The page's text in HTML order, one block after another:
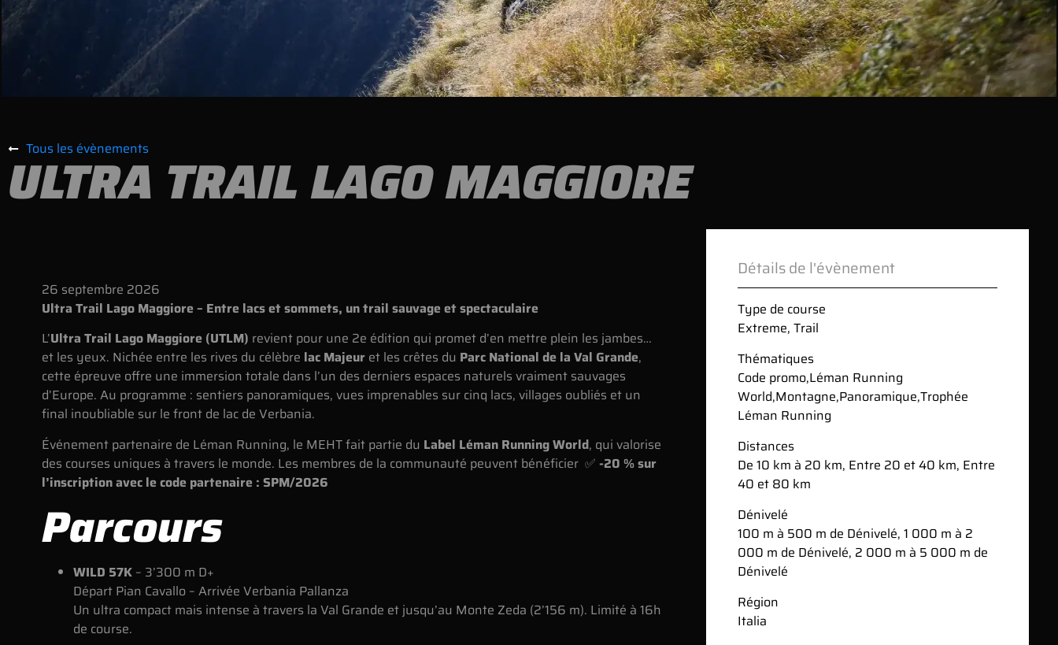
Tous les évènements
ULTRA TRAIL LAGO MAGGIORE
26 septembre 2026
Ultra Trail Lago Maggiore – Entre lacs et sommets, un trail sauvage et spectaculaire
L’Ultra Trail Lago Maggiore (UTLM) revient pour une 2e édition qui promet d’en mettre plein les jambes…
et les yeux. Nichée entre les rives du célèbre lac Majeur et les crêtes du Parc National de la Val Grande,
cette épreuve offre une immersion totale dans l’un des derniers espaces naturels vraiment sauvages
d’Europe. Au programme : sentiers panoramiques, vues imprenables sur cinq lacs, villages oubliés et un
final inoubliable sur le front de lac de Verbania.
Événement partenaire de Léman Running, le MEHT fait partie du Label Léman Running World, qui valorise
des courses uniques à travers le monde. Les membres de la communauté peuvent bénéficier ✅ -20 % sur
l’inscription avec le code partenaire : SPM/2026
Parcours
WILD 57K – 3’300 m D+
Départ Pian Cavallo – Arrivée Verbania Pallanza
Un ultra compact mais intense à travers la Val Grande et jusqu’au Monte Zeda (2’156 m). Limité à 16h
de course.
Détails de l'évènement
Type de course
Extreme, Trail
Thématiques
Code promo,Léman Running
World,Montagne,Panoramique,Trophée
Léman Running
Distances
De 10 km à 20 km, Entre 20 et 40 km, Entre
40 et 80 km
Dénivelé
100 m à 500 m de Dénivelé, 1 000 m à 2
000 m de Dénivelé, 2 000 m à 5 000 m de
Dénivelé
Région
Italia